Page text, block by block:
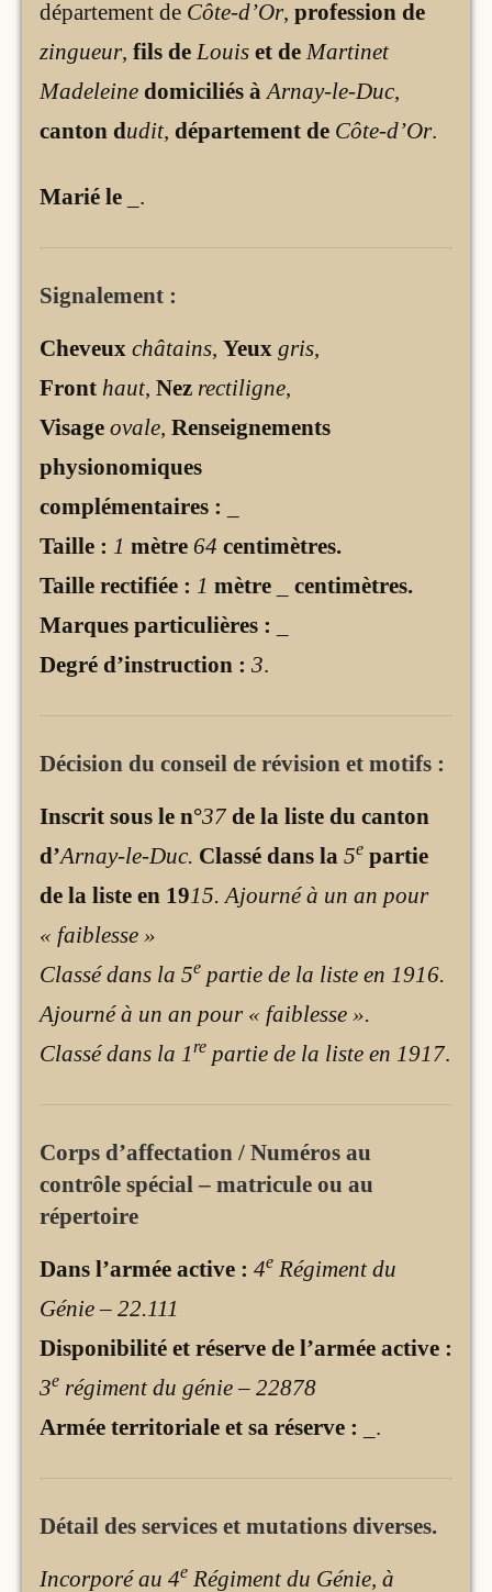
département de Côte-d’Or, profession de
zingueur, fils de Louis et de Martinet
Madeleine domiciliés à Arnay-le-Duc,
canton dudit, département de Côte-d’Or.
Marié le .
Signalement :
Cheveux châtains, Yeux gris,
Front haut, Nez rectiligne,
Visage ovale, Renseignements
physionomiques
complémentaires :
Taille : 1 mètre 64 centimètres.
Taille rectifiée : 1 mètre
centimètres.
Marques particulières :
Degré d’instruction : 3.
Décision du conseil de révision et motifs :
Inscrit sous le n°37 de la liste du canton
d’Arnay-le-Duc. Classé dans la 5e partie
de la liste en 1915. Ajourné à un an pour
« faiblesse »
Classé dans la 5e partie de la liste en 1916.
Ajourné à un an pour « faiblesse ».
Classé dans la 1 re partie de la liste en 1917.
Corps d’affectation / Numéros au
contrôle spécial – matricule ou au
répertoire
Dans l’armée active : 4e Régiment du
Génie – 22.111
Disponibilité et réserve de l’armée active :
3e régiment du génie – 22878
Armée territoriale et sa réserve :
.
Détail des services et mutations diverses.
Incorporé au 4e Régiment du Génie, à